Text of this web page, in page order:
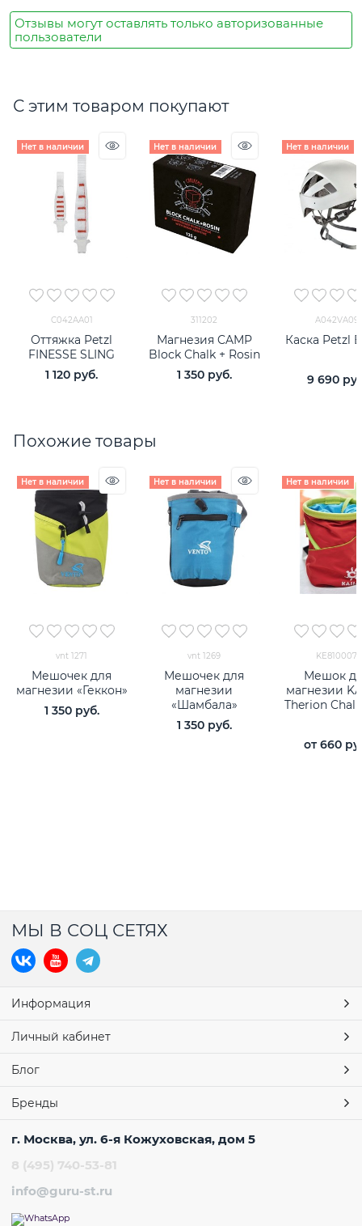
Отзывы могут оставлять только авторизованные
пользователи
С этим товаром покупают
Нет в наличии
C042AA01
Оттяжка Petzl
FINESSE SLING
1 120 руб.
Нет в наличии
311202
Магнезия CAMP
Block Chalk + Rosin
1 350 руб.
Нет в наличии
A042VA09
Каска Petzl
9 690
Похожие товары
Нет в наличии
vnt 1271
Мешочек для
магнезии «Геккон»
1 350 руб.
Нет в наличии
vnt 1269
Мешочек для
магнезии
«Шамбала»
1 350 руб.
Нет в наличии
KE810007
Мешок
магнезии
Therion
от660
МЫ В СОЦ СЕТЯХ
Информация
Личный кабинет
Блог
Бренды
г. Москва, ул. 6-я Кожуховская, дом 5
8 (495) 740-53-81
info@guru-st.ru